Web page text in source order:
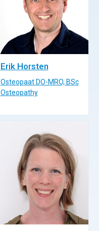
Erik Horsten
Osteopaat DO-MRO, BSc
Osteopathy